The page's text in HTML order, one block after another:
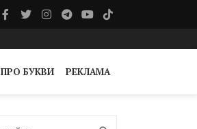
ПРО БУКВИ РЕКЛАМА